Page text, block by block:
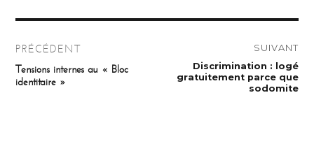
de
PRÉCÉDENT
Publication
précédente :
Tensions internes au « Bloc
identitaire »
SUIVANT
Publication
suivante :
Discrimination : logé
gratuitement parce que
sodomite